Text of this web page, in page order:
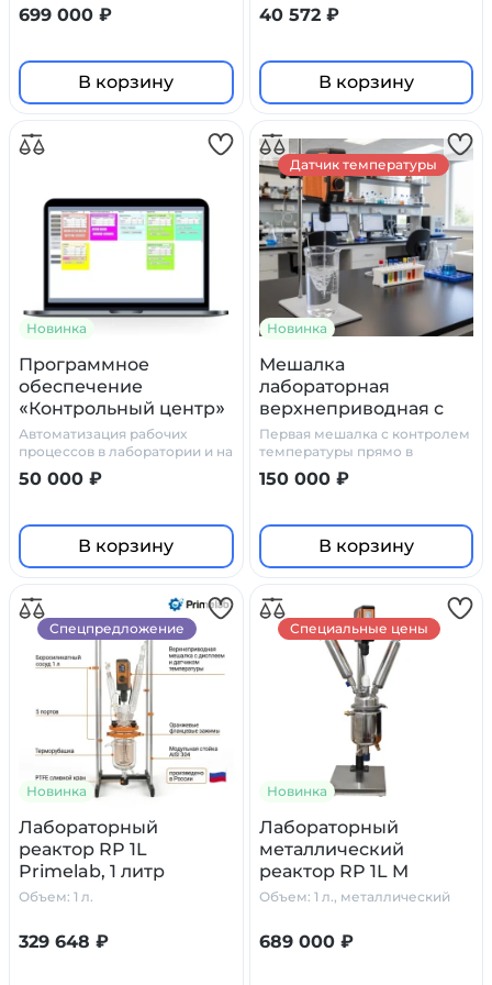
Pro
699 000 ₽
В корзину
40 572 ₽
В корзину
Новинка
Программное
обеспечение
«Контрольный центр»
Primelab
Автоматизация рабочих
процессов в лаборатории и на
производстве
50 000 ₽
В корзину
Новинка
Мешалка
лабораторная
верхнеприводная с
датчиком
температуры Primelab
TM 100-Т
Первая мешалка с контролем
температуры прямо в
процессе смешивания
150 000 ₽
В корзину
Датчик температуры
Новинка
Лабораторный
реактор RP 1L
Primelab, 1 литр
Объем: 1 л.
329 648 ₽
Спецпредложение
Новинка
Лабораторный
металлический
реактор RP 1L M
Primelab, 1 литр
Объем: 1 л., металлический
689 000 ₽
Специальные цены